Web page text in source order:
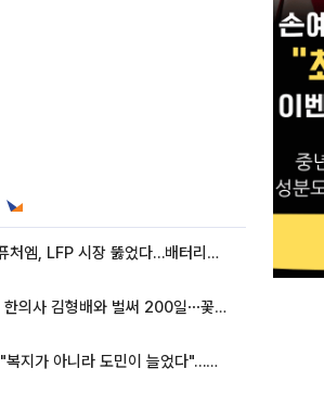
포스코퓨처엠, LFP 시장 뚫었다…배터리사와 대규모 장기 공급 합의
아옳이, 한의사 김형배와 벌써 200일⋯꽃다발 들고 "프러포즈 아냐"
추미애 "복지가 아니라 도민이 늘었다"…재정난 책임론 정면돌파